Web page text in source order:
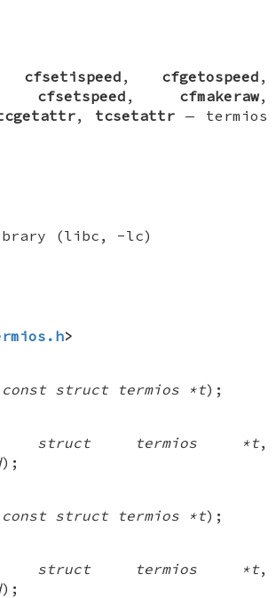
cfsetispeed , cfgetospeed ,
cfsetspeed , cfmakeraw,
, tcsetattr — termios
(libc, -lc)
>
const struct termios *t);
struct termios *t,
);
const struct termios *t);
struct termios *t,
);